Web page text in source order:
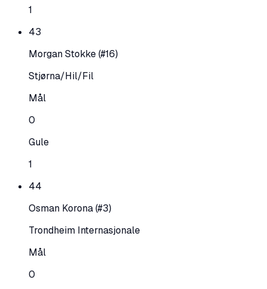
1
43
Morgan Stokke(#16)
Stjørna/Hil/Fil
Mål
0
Gule
1
44
Osman Korona(#3)
Trondheim Internasjonale
Mål
0